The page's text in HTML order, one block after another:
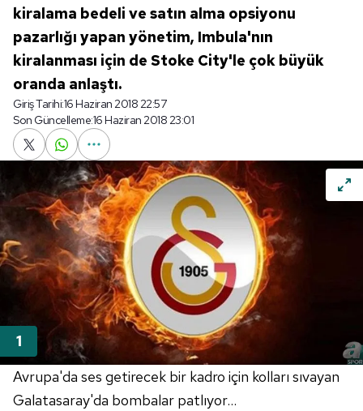
kiralama bedeli ve satın alma opsiyonu
pazarlığı yapan yönetim, Imbula'nın
kiralanması için de Stoke City'le çok büyük
oranda anlaştı.
Giriş Tarihi:16 Haziran 2018 22:57
Son Güncelleme:16 Haziran 2018 23:01
Avrupa'da ses getirecek bir kadro için kolları sıvayan
Galatasaray'da bombalar patlıyor...